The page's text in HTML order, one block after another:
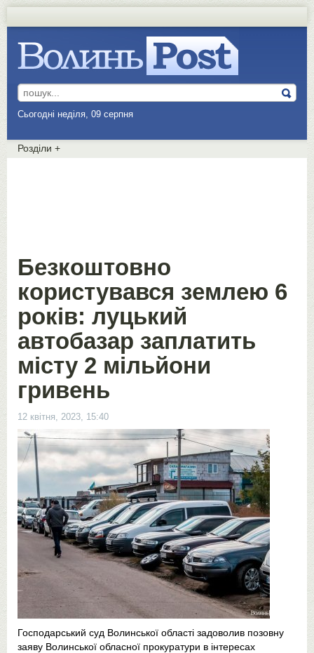
Сьогодні неділя, 09 серпня
Розділи +
Безкоштовно
користувався землею 6
років: луцький
автобазар заплатить
місту 2 мільйони
гривень
12 квітня, 2023, 15:40
Господарський суд Волинської області задоволив позовну
заяву Волинської обласної прокуратури в інтересах